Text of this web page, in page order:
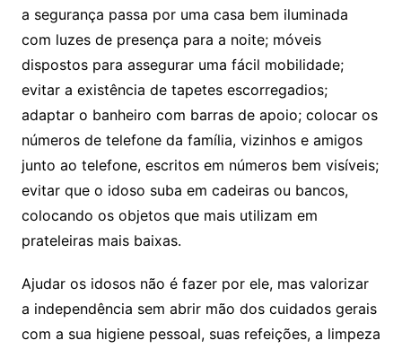
a segurança passa por uma casa bem iluminada
com luzes de presença para a noite; móveis
dispostos para assegurar uma fácil mobilidade;
evitar a existência de tapetes escorregadios;
adaptar o banheiro com barras de apoio; colocar os
números de telefone da família, vizinhos e amigos
junto ao telefone, escritos em números bem visíveis;
evitar que o idoso suba em cadeiras ou bancos,
colocando os objetos que mais utilizam em
prateleiras mais baixas.
Ajudar os idosos não é fazer por ele, mas valorizar
a independência sem abrir mão dos cuidados gerais
com a sua higiene pessoal, suas refeições, a limpeza